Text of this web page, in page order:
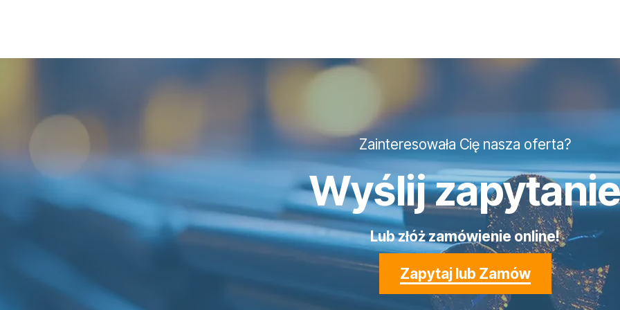
Zainteresowała Cię nasza oferta?
Wyślij zapytanie
Lub złóż zamówienie online!
Zapytaj lub Zamów